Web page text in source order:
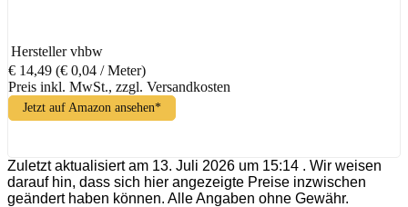
Hersteller vhbw
€ 14,49 (€ 0,04 / Meter)
Preis inkl. MwSt., zzgl. Versandkosten
Jetzt auf Amazon ansehen*
Zuletzt aktualisiert am 13. Juli 2026 um 15:14 . Wir weisen
darauf hin, dass sich hier angezeigte Preise inzwischen
geändert haben können. Alle Angaben ohne Gewähr.